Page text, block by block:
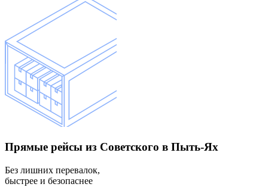
Прямые рейсы из Советского в Пыть-Ях
Без лишних перевалок,
быстрее и безопаснее